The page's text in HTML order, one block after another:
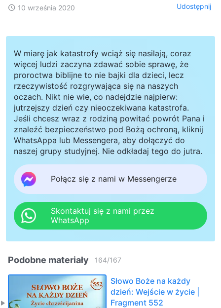
10 września 2020 Udostępnij
W miarę jak katastrofy wciąż się nasilają, coraz
więcej ludzi zaczyna zdawać sobie sprawę, że
proroctwa biblijne to nie bajki dla dzieci, lecz
rzeczywistość rozgrywająca się na naszych
oczach. Nikt nie wie, co nadejdzie najpierw:
jutrzejszy dzień czy nieoczekiwana katastrofa.
Jeśli chcesz wraz z rodziną powitać powrót Pana i
znaleźć bezpieczeństwo pod Bożą ochroną, kliknij
WhatsAppa lub Messengera, aby dołączyć do
naszej grupy studyjnej. Nie odkładaj tego do jutra.
Połącz się z nami w Messengerze
Skontaktuj się z nami przez
WhatsApp
Podobne materiały 164/167
Słowo Boże na każdy
dzień: Wejście w życie |
Fragment 552